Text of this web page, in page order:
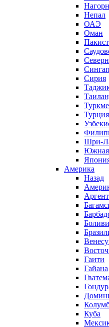
Непал
ОАЭ
Оман
Сирия
Турция
Шри-
Южная
Америка
Назад
Гаити
Гайана
Куба